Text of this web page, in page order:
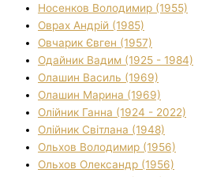
Носенков Володимир (1955)
Оврах Андрій (1985)
Овчарик Євген (1957)
Одайник Вадим (1925 - 1984)
Олашин Василь (1969)
Олашин Марина (1969)
Олійник Ганна (1924 - 2022)
Олійник Світлана (1948)
Ольхов Володимир (1956)
Ольхов Олександр (1956)